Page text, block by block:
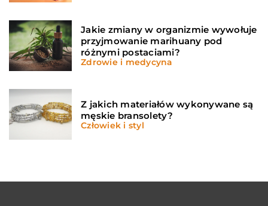
Jakie zmiany w organizmie wywołuje
przyjmowanie marihuany pod
różnymi postaciami?
Zdrowie i medycyna
Z jakich materiałów wykonywane są
męskie bransolety?
Człowiek i styl